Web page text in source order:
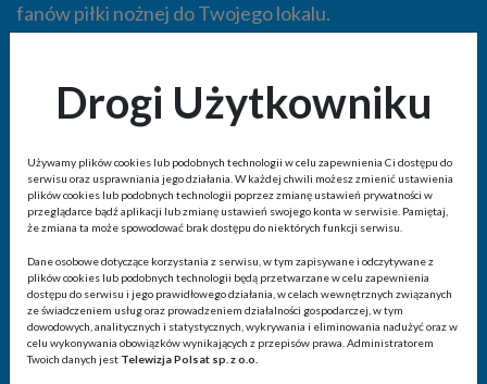
fanów piłki nożnej do Twojego lokalu.
sprawi, że każdy mecz będzie niezapomnianym
przeżyciem. Emocjonujące mecze przyciągną gości do
kibicowania sprawi, że klienci będą wracać po więcej.
Licencja jest dostępna 24/7, co daje Ci elastyczność w
planowaniu transmisji.
Liga Konferencji UEFA
Europy UEFAto szansa na zobaczenie najlepszych
drużyn w akcji, w tym Legii Warszawa i Jagiellonii
Białystok, które walczą o awans na międzynarodowej
arenie.
Drogi Użytkowniku
Używamy plików cookies lub podobnych technologii w celu zapewnienia Ci dostępu do
serwisu oraz usprawniania jego działania. W każdej chwili możesz zmienić ustawienia
plików cookies lub podobnych technologii poprzez zmianę ustawień prywatności w
przeglądarce bądź aplikacji lub zmianę ustawień swojego konta w serwisie. Pamiętaj,
że zmiana ta może spowodować brak dostępu do niektórych funkcji serwisu.
Dane osobowe dotyczące korzystania z serwisu, w tym zapisywane i odczytywane z
plików cookies lub podobnych technologii będą przetwarzane w celu zapewnienia
dostępu do serwisu i jego prawidłowego działania, w celach wewnętrznych związanych
ze świadczeniem usług oraz prowadzeniem działalności gospodarczej, w tym
dowodowych, analitycznych i statystycznych, wykrywania i eliminowania nadużyć oraz w
celu wykonywania obowiązków wynikających z przepisów prawa. Administratorem
Twoich danych jest Telewizja Polsat sp. z o.o.